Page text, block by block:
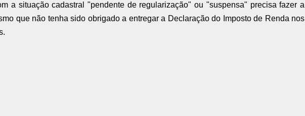
a situação cadastral "pendente de regularização" ou "suspensa" precisa fazer a
que não tenha sido obrigado a entregar a Declaração do Imposto de Renda nos